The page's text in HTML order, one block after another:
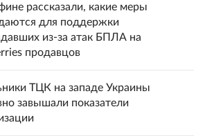
рассказали, какие меры
для поддержки
из-за атак БПЛА на
продавцов
ТЦК на западе Украины
завышали показатели